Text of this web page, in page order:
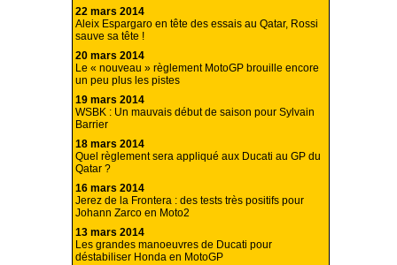
22 mars 2014
Aleix Espargaro en tête des essais au Qatar, Rossi
sauve sa tête !
20 mars 2014
Le « nouveau » règlement MotoGP brouille encore
un peu plus les pistes
19 mars 2014
WSBK : Un mauvais début de saison pour Sylvain
Barrier
18 mars 2014
Quel règlement sera appliqué aux Ducati au GP du
Qatar ?
16 mars 2014
Jerez de la Frontera : des tests très positifs pour
Johann Zarco en Moto2
13 mars 2014
Les grandes manoeuvres de Ducati pour
déstabiliser Honda en MotoGP